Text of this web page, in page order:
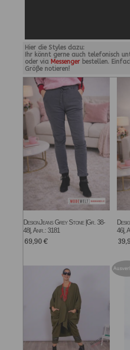
Hier die Styles dazu:
Ihr könnt gerne auch telefonisch
oder via Messengerbestellen.
Größe notieren!
DesignJeans Grey Stone |Gr. 38-
48|, Anr.: 3181
69,90€
46|,